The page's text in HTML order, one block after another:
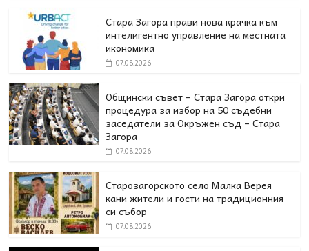
Стара Загора прави нова крачка към
интелигентно управление на местната
икономика
07.08.2026
Общински съвет – Стара Загора откри
процедура за избор на 50 съдебни
заседатели за Окръжен съд – Стара
Загора
07.08.2026
Старозагорското село Малка Верея
кани жители и гости на традиционния
си събор
07.08.2026